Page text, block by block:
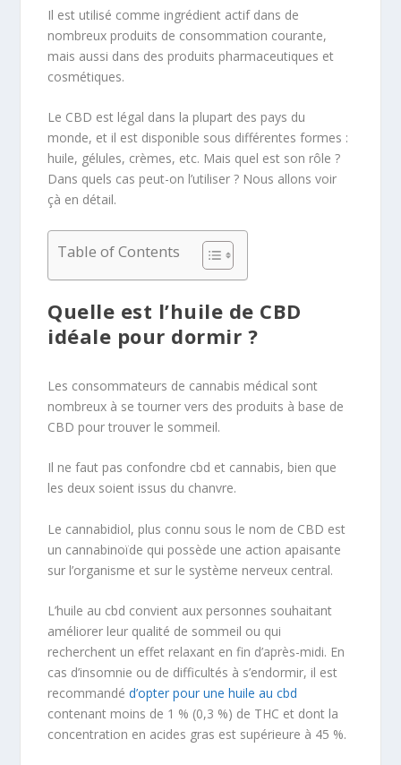
Il est utilisé comme ingrédient actif dans de
nombreux produits de consommation courante,
mais aussi dans des produits pharmaceutiques et
cosmétiques.
Le CBD est légal dans la plupart des pays du
monde, et il est disponible sous différentes formes :
huile, gélules, crèmes, etc. Mais quel est son rôle ?
Dans quels cas peut-on l’utiliser ? Nous allons voir
çà en détail.
Table of Contents
Quelle est l’huile de CBD
idéale pour dormir ?
Les consommateurs de cannabis médical sont
nombreux à se tourner vers des produits à base de
CBD pour trouver le sommeil.
Il ne faut pas confondre cbd et cannabis, bien que
les deux soient issus du chanvre.
Le cannabidiol, plus connu sous le nom de CBD est
un cannabinoïde qui possède une action apaisante
sur l’organisme et sur le système nerveux central.
L’huile au cbd convient aux personnes souhaitant
améliorer leur qualité de sommeil ou qui
recherchent un effet relaxant en fin d’après-midi. En
cas d’insomnie ou de difficultés à s’endormir, il est
recommandéd’opter pour une huile au cbd
contenant moins de 1 % (0,3 %) de THC et dont la
concentration en acides gras est supérieure à 45 %.